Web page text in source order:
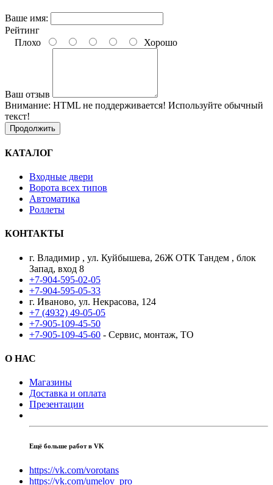
Ваше имя:
Рейтинг
Плохо
Хорошо
Ваш отзыв
Внимание: HTML не поддерживается! Используйте обычный
текст!
Продолжить
КАТАЛОГ
Входные двери
Ворота всех типов
Автоматика
Роллеты
КОНТАКТЫ
г. Владимир , ул. Куйбышева, 26Ж ОТК Тандем , блок
Запад, вход 8
+7-904-595-02-05
+7-904-595-05-33
г. Иваново, ул. Некрасова, 124
+7 (4932) 49-05-05
+7-905-109-45-50
+7-905-109-45-60 - Сервис, монтаж, ТО
О НАС
Магазины
Доставка и оплата
Презентации
Ещё больше работ в VK
https://vk.com/vorotans
https://vk.com/umelov_pro